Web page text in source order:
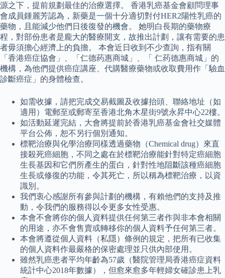
源之下，提前規劃最佳的治療選擇。 香港乳癌基金會顧問理事
會成員鍾麗芳認為，新藥是一個十分適切對付HER2陽性乳癌的
藥物，且能減少他們日後復發的機會。 她明白長期的藥物療
程，對部份患者是龐大的醫療開支，故推出計劃，讓有需要的患
者毋須擔心經濟上的負擔。 本會近日收到不少查詢，指有關
「香港癌症協會」、「仁德药惠商城」、「 仁药德惠商城」的
機構，為他們提供癌症講座、代購醫療藥物或收取費用作「驗血
診斷癌症」的身體檢查。
如需收據，請把完成交易截圖及收據抬頭、聯絡地址（如
適用）電郵至或郵寄至香港北角木星街9號永昇中心22樓。
如活動延遲完結，大會將提前於香港乳癌基金會社交媒體
平台公佈，恕不另行個別通知。
標靶治療與化學治療同樣透過藥物（Chemical drug）來直
接殺死癌細胞，不同之處在於標靶治療能針對特定癌細胞
生長基因和它們所產生的蛋白，針對性地阻斷該種癌細胞
生長或修復的功能，令其死亡，所以稱為標靶治療，以資
識別。
我們衷心感謝所有參與計劃的機構，有賴他們的支持及推
動，令我們的服務得以令更多女性受惠。
本會不會將你的個人資料提供任何第三者作與非本會相關
的用途，亦不會售賣或轉移你的個人資料予任何第三者。
本會將遵從個人資料（私隱）條例的規定，把所有已收集
的個人資料作最嚴格的保密處理並只供內部使用。
雖然乳癌患者平均年齡為57歲（醫院管理局香港癌症資料
統計中心2018年數據），但愈來愈多年輕婦女確診患上乳